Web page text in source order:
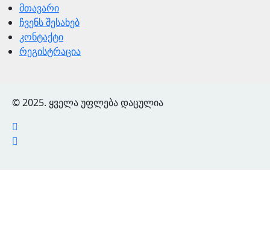
მთავარი
ჩვენს შესახებ
კონტაქტი
რეგისტრაცია
© 2025. ყველა უფლება დაცულია